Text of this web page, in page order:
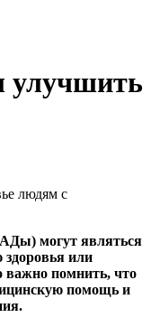
могут являться
или
важно помнить, что
помощь и